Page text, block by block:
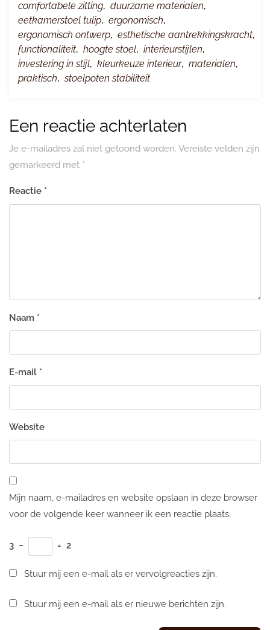
comfortabele zitting, duurzame materialen,
eetkamerstoel tulip, ergonomisch,
ergonomisch ontwerp, esthetische aantrekkingskracht,
functionaliteit, hoogte stoel, interieurstijlen,
investering in stijl, kleurkeuze interieur, materialen,
praktisch, stoelpoten stabiliteit
Een reactie achterlaten
Je e-mailadres zal niet getoond worden. Vereiste velden zijn
gemarkeerd met *
Reactie *
Naam *
E-mail *
Website
Mijn naam, e-mailadres en website opslaan in deze browser
voor de volgende keer wanneer ik een reactie plaats.
3 − = 2
Stuur mij een e-mail als er vervolgreacties zijn.
Stuur mij een e-mail als er nieuwe berichten zijn.